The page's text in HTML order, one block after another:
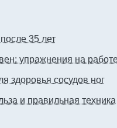
35 лет
упражнения на
здоровья сосудов ног
и правильная техника